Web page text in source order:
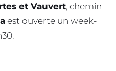
et Vauvert, chemin
est ouverte un week-